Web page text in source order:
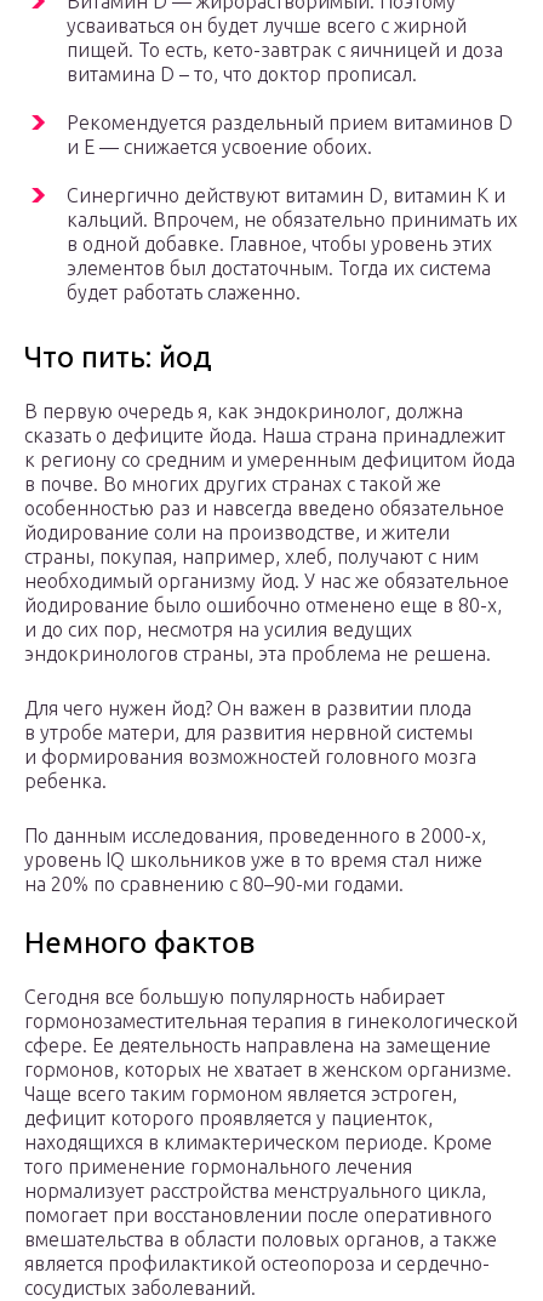
усваиваться он будет лучше всего с жирной
пищей. То есть, кето-завтрак с яичницей и доза
витамина D – то, что доктор прописал.
Рекомендуется раздельный прием витаминов D
и Е — снижается усвоение обоих.
Синергично действуют витамин D, витамин К и
кальций. Впрочем, не обязательно принимать их
в одной добавке. Главное, чтобы уровень этих
элементов был достаточным. Тогда их система
будет работать слаженно.
Что пить: йод
В первую очередь я, как эндокринолог, должна
сказать о дефиците йода. Наша страна принадлежит
к региону со средним и умеренным дефицитом йода
в почве. Во многих других странах с такой же
особенностью раз и навсегда введено обязательное
йодирование соли на производстве, и жители
страны, покупая, например, хлеб, получают с ним
необходимый организму йод. У нас же обязательное
йодирование было ошибочно отменено еще в 80-х,
и до сих пор, несмотря на усилия ведущих
эндокринологов страны, эта проблема не решена.
Для чего нужен йод? Он важен в развитии плода
в утробе матери, для развития нервной системы
и формирования возможностей головного мозга
ребенка.
По данным исследования, проведенного в 2000-х,
уровень IQ школьников уже в то время стал ниже
на 20% по сравнению с 80–90-ми годами.
Немного фактов
Сегодня все большую популярность набирает
гормонозаместительная терапия в гинекологической
сфере. Ее деятельность направлена на замещение
гормонов, которых не хватает в женском организме.
Чаще всего таким гормоном является эстроген,
дефицит которого проявляется у пациенток,
находящихся в климактерическом периоде. Кроме
того применение гормонального лечения
нормализует расстройства менструального цикла,
помогает при восстановлении после оперативного
вмешательства в области половых органов, а также
является профилактикой остеопороза и сердечно-
сосудистых заболеваний.